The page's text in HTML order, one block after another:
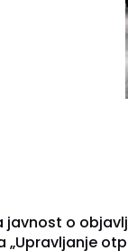
javnost o
„Upravljanje